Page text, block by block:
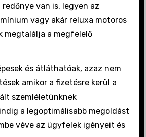
van is, legyen az
vagy akár reluxa motoros
megtalálja a megfelelő
és átláthatóak, azaz nem
amikor a fizetésre kerül a
szemléletünknek
a legoptimálisabb megoldást
véve az ügyfelek igényeit és